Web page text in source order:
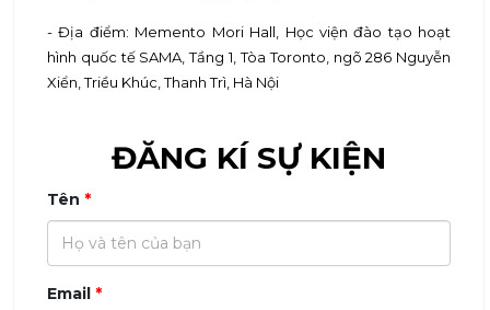
- Địa điểm: Memento Mori Hall, Học viện đào tạo hoạt
hình quốc tế SAMA, Tầng 1, Tòa Toronto, ngõ 286 Nguyễn
Xiển, Triều Khúc, Thanh Trì, Hà Nội
ĐĂNG KÍ SỰ KIỆN
Tên
Email